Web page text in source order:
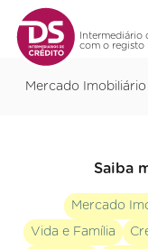
Intermediário
com o registo
Mercado Imobiliário
Saiba
Mercado
Vida e Família